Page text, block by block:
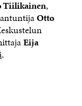
Tiilikainen,
Otto
Eija
.